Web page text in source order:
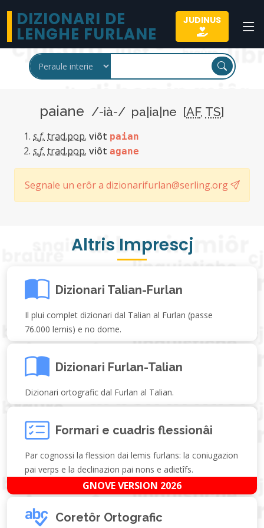
DIZIONARI DE
LENGHE FURLANE
JUDINUS
paiane /-ià-/ pa|ia|ne [AF, TS]
s.f. trad.pop. viôt paian
s.f. trad.pop. viôt agane
Segnale un erôr a dizionarifurlan@serling.org
Altris Imprescj
Dizionari Talian-Furlan
Il plui complet dizionari dal Talian al Furlan (passe
76.000 lemis) e no dome.
Dizionari Furlan-Talian
Dizionari ortografic dal Furlan al Talian.
Formari e cuadris flessionâi
Par cognossi la flession dai lemis furlans: la coniugazion
pai verps e la declinazion pai nons e adietîfs.
GNOVE VERSION 2026
Coretôr Ortografic